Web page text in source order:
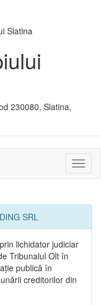
230080, Slatina,
sau
SRL
lichidator judiciar
Tribunalul Olt în
publică în
creditorilor din